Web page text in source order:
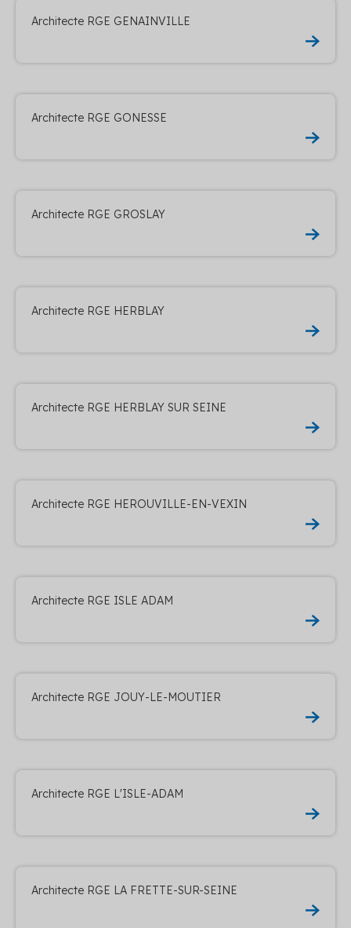
Architecte RGE GENAINVILLE
Architecte RGE GONESSE
Architecte RGE GROSLAY
Architecte RGE HERBLAY
Architecte RGE HERBLAY SUR SEINE
Architecte RGE HEROUVILLE-EN-VEXIN
Architecte RGE ISLE ADAM
Architecte RGE JOUY-LE-MOUTIER
Architecte RGE L'ISLE-ADAM
Architecte RGE LA FRETTE-SUR-SEINE